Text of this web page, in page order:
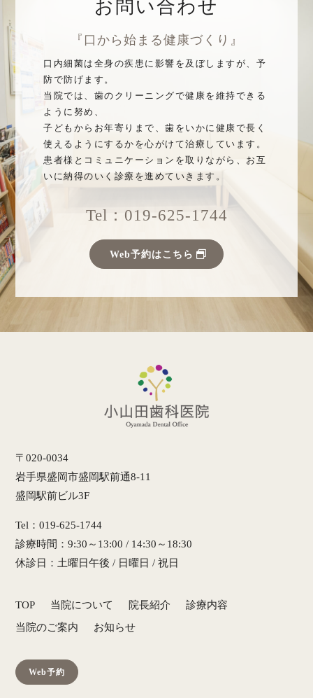
お問い合わせ
『口から始まる健康づくり』
口内細菌は全身の疾患に影響を及ぼしますが、予
防で防げます。
当院では、歯のクリーニングで健康を維持できる
ように努め、
子どもからお年寄りまで、歯をいかに健康で長く
使えるようにするかを心がけて治療しています。
患者様とコミュニケーションを取りながら、お互
いに納得のいく診療を進めていきます。
Tel：019-625-1744
Web予約はこちら
〒020-0034
岩手県盛岡市盛岡駅前通8-11
盛岡駅前ビル3F
Tel：019-625-1744
診療時間：9:30～13:00 / 14:30～18:30
休診日：土曜日午後 / 日曜日 / 祝日
TOP 当院について 院長紹介
診療内容
当院のご案内
お知らせ
Web予約